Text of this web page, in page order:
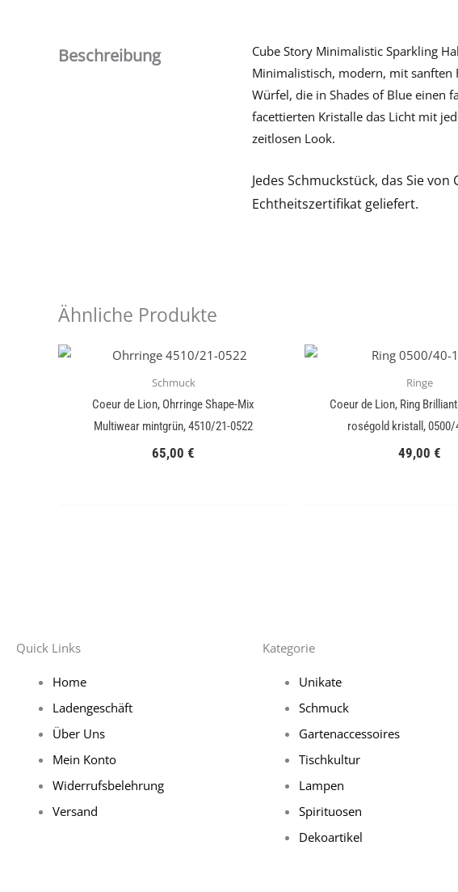
Beschreibung
Cube Story Minimalistic Sparkling
Minimalistisch, modern, mit sanften
Würfel, die in Shades of Blue einen
facettierten Kristalle das Licht mit
zeitlosen Look.
Jedes Schmuckstück, das Sie
Echtheitszertifikat geliefert.
Ähnliche Produkte
Schmuck
Coeur de Lion, Ohrringe Shape-Mix
Multiwear mintgrün, 4510/21-0522
65,00 €
Ringe
Coeur de Lion, Ring
roségold kristall, 0500/
49,00 €
Quick Links
Home
Ladengeschäft
Über Uns
Mein Konto
Widerrufsbelehrung
Versand
Kategorie
Unikate
Schmuck
Gartenaccessoires
Tischkultur
Lampen
Spirituosen
Dekoartikel